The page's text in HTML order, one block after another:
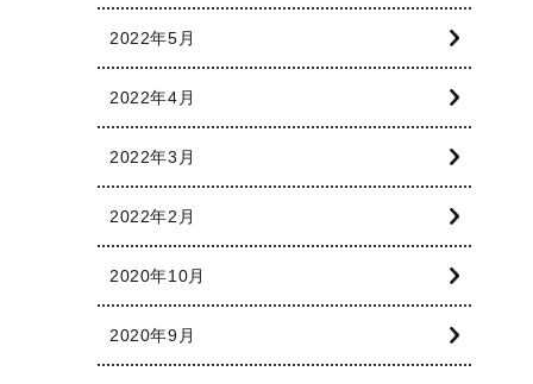
2022年5月
2022年4月
2022年3月
2022年2月
2020年10月
2020年9月